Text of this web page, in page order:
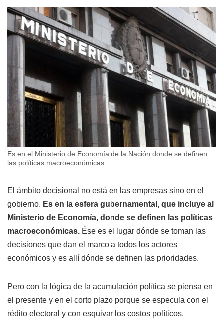
Es en el Ministerio de Economía de la Nación donde se definen
las políticas macroeconómicas.
El ámbito decisional no está en las empresas sino en el
gobierno. Es en la esfera gubernamental, que incluye al
Ministerio de Economía, donde se definen las políticas
macroeconómicas. Ése es el lugar dónde se toman las
decisiones que dan el marco a todos los actores
económicos y es allí dónde se definen las prioridades.
Pero con la lógica de la acumulación política se piensa en
el presente y en el corto plazo porque se especula con el
rédito electoral y con esquivar los costos políticos.